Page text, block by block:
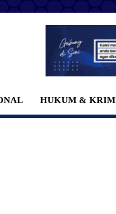
HUKUM &